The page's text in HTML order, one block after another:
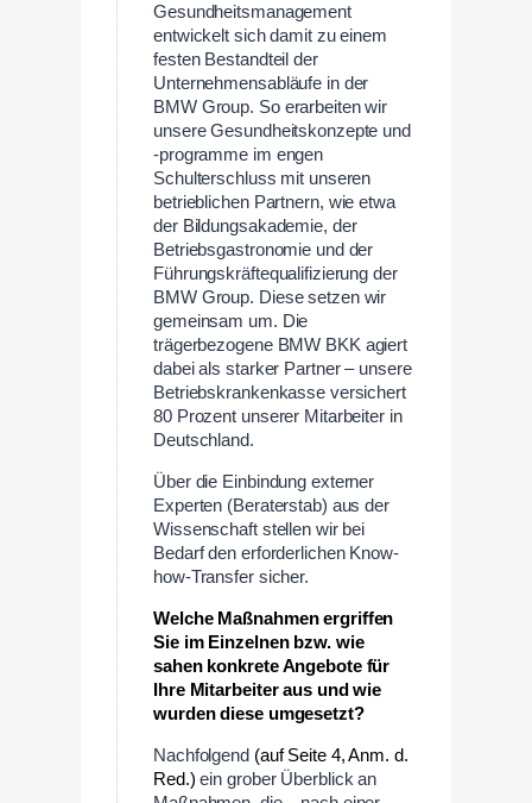
Gesundheitsmanagement
entwickelt sich damit zu einem
festen Bestandteil der
Unternehmensabläufe in der
BMW Group. So erarbeiten wir
unsere Gesundheitskonzepte und
-programme im engen
Schulterschluss mit unseren
betrieblichen Partnern, wie etwa
der Bildungsakademie, der
Betriebsgastronomie und der
Führungskräftequalifizierung der
BMW Group. Diese setzen wir
gemeinsam um. Die
trägerbezogene BMW BKK agiert
dabei als starker Partner – unsere
Betriebskrankenkasse versichert
80 Prozent unserer Mitarbeiter in
Deutschland.
Über die Einbindung externer
Experten (Beraterstab) aus der
Wissenschaft stellen wir bei
Bedarf den erforderlichen Know-
how-Transfer sicher.
Welche Maßnahmen ergriffen
Sie im Einzelnen bzw. wie
sahen konkrete Angebote für
Ihre Mitarbeiter aus und wie
wurden diese umgesetzt?
Nachfolgend (auf Seite 4, Anm. d.
Red.) ein grober Überblick an